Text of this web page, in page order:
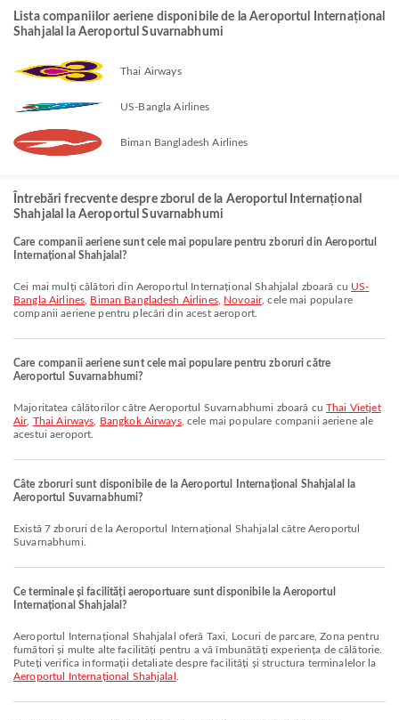
Lista companiilor aeriene disponibile de la Aeroportul Internațional
Shahjalal la Aeroportul Suvarnabhumi
Thai Airways
US-Bangla Airlines
Biman Bangladesh Airlines
Întrebări frecvente despre zborul de la Aeroportul Internațional
Shahjalal la Aeroportul Suvarnabhumi
Care companii aeriene sunt cele mai populare pentru zboruri din Aeroportul
Internațional Shahjalal?
Cei mai mulți călători din Aeroportul Internațional Shahjalal zboară cu US-
Bangla Airlines Biman Bangladesh Airlines, Novoair, cele mai populare
companii aeriene pentru plecări din acest aeroport.
Care companii aeriene sunt cele mai populare pentru zboruri către
Aeroportul Suvarnabhumi?
Majoritatea călătorilor către Aeroportul Suvarnabhumi zboară cu Thai Vietjet
Air, Thai Airways Bangkok Airways, cele mai populare companii aeriene ale
acestui aeroport.
Câte zboruri sunt disponibile de la Aeroportul Internațional Shahjalal la
Aeroportul Suvarnabhumi?
Există 7 zboruri de la Aeroportul Internațional Shahjalal către Aeroportul
Suvarnabhumi.
Ce terminale și facilități aeroportuare sunt disponibile la Aeroportul
Internațional Shahjalal?
Aeroportul Internațional Shahjalal oferă Taxi, Locuri de parcare, Zona pentru
fumători și multe alte facilități pentru a vă îmbunătăți experiența de călătorie.
Puteți verifica informații detaliate despre facilități și structura terminalelor la
Aeroportul Internațional Shahjalal